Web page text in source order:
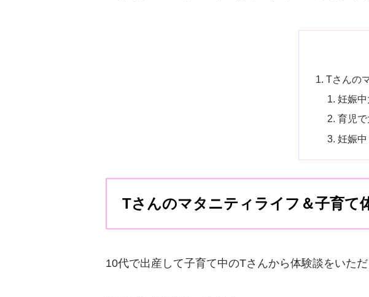
Tさんの
妊娠
育児で
妊娠
Tさんのマタニティライフ＆子育て
10代で出産して子育て中のTさんから体験談をいただ